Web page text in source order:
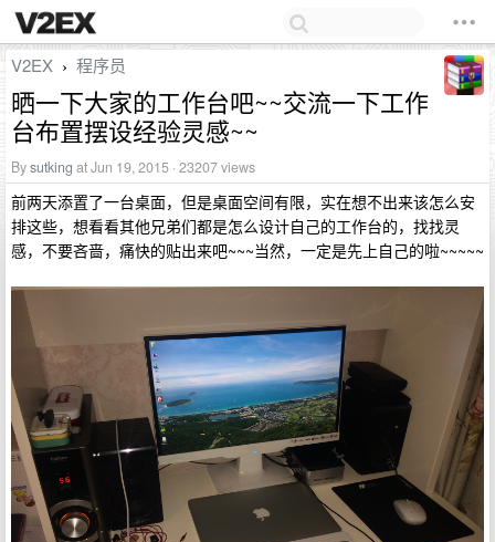
V2EX › 程序员
晒一下大家的工作台吧~~交流一下工作
台布置摆设经验灵感~~
Bysutking at Jun 19, 2015 · 23207 views
前两天添置了一台桌面，但是桌面空间有限，实在想不出来该怎么安
排这些，想看看其他兄弟们都是怎么设计自己的工作台的，找找灵
感，不要吝啬，痛快的贴出来吧~~~当然，一定是先上自己的啦~~~~~